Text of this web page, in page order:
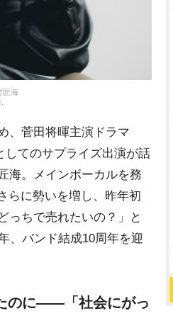
匠海
、菅田将暉主演ドラマ
してのサプライズ出演が話
海。メインボーカルを務
らに勢いを増し、昨年初
っちで売れたいの？」と
、バンド結成10周年を迎
のに――「社会にがっ